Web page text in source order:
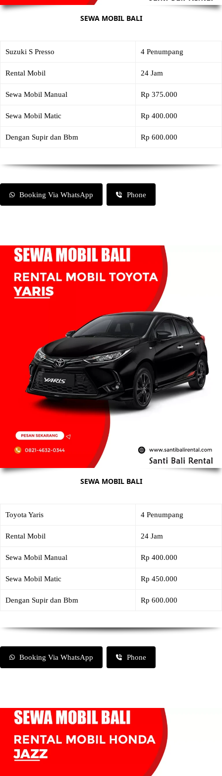
SEWA MOBIL BALI
Suzuki S Presso 4 Penumpang
Rental Mobil 24 Jam
Sewa Mobil Manual Rp 375.000
Sewa Mobil Matic Rp 400.000
Dengan Supir dan Bbm Rp 600.000
Booking Via WhatsApp Phone
SEWA MOBIL BALI
Toyota Yaris 4 Penumpang
Rental Mobil 24 Jam
Sewa Mobil Manual Rp 400.000
Sewa Mobil Matic Rp 450.000
Dengan Supir dan Bbm Rp 600.000
Booking Via WhatsApp Phone